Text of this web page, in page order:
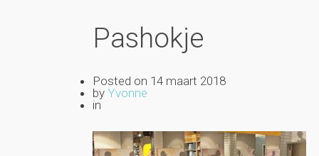
Pashokje
Posted on 14 maart 2018
by Yvonne
in